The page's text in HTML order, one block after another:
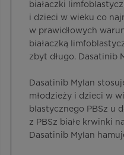
białaczki
i dzieci w wieku co
w prawidłowych
białaczką
zbyt długo. Dasatinib
Dasatinib Mylan
młodzieży i dzieci w
blastycznego PBSz u
z PBSz białe krwinki
Dasatinib Mylan